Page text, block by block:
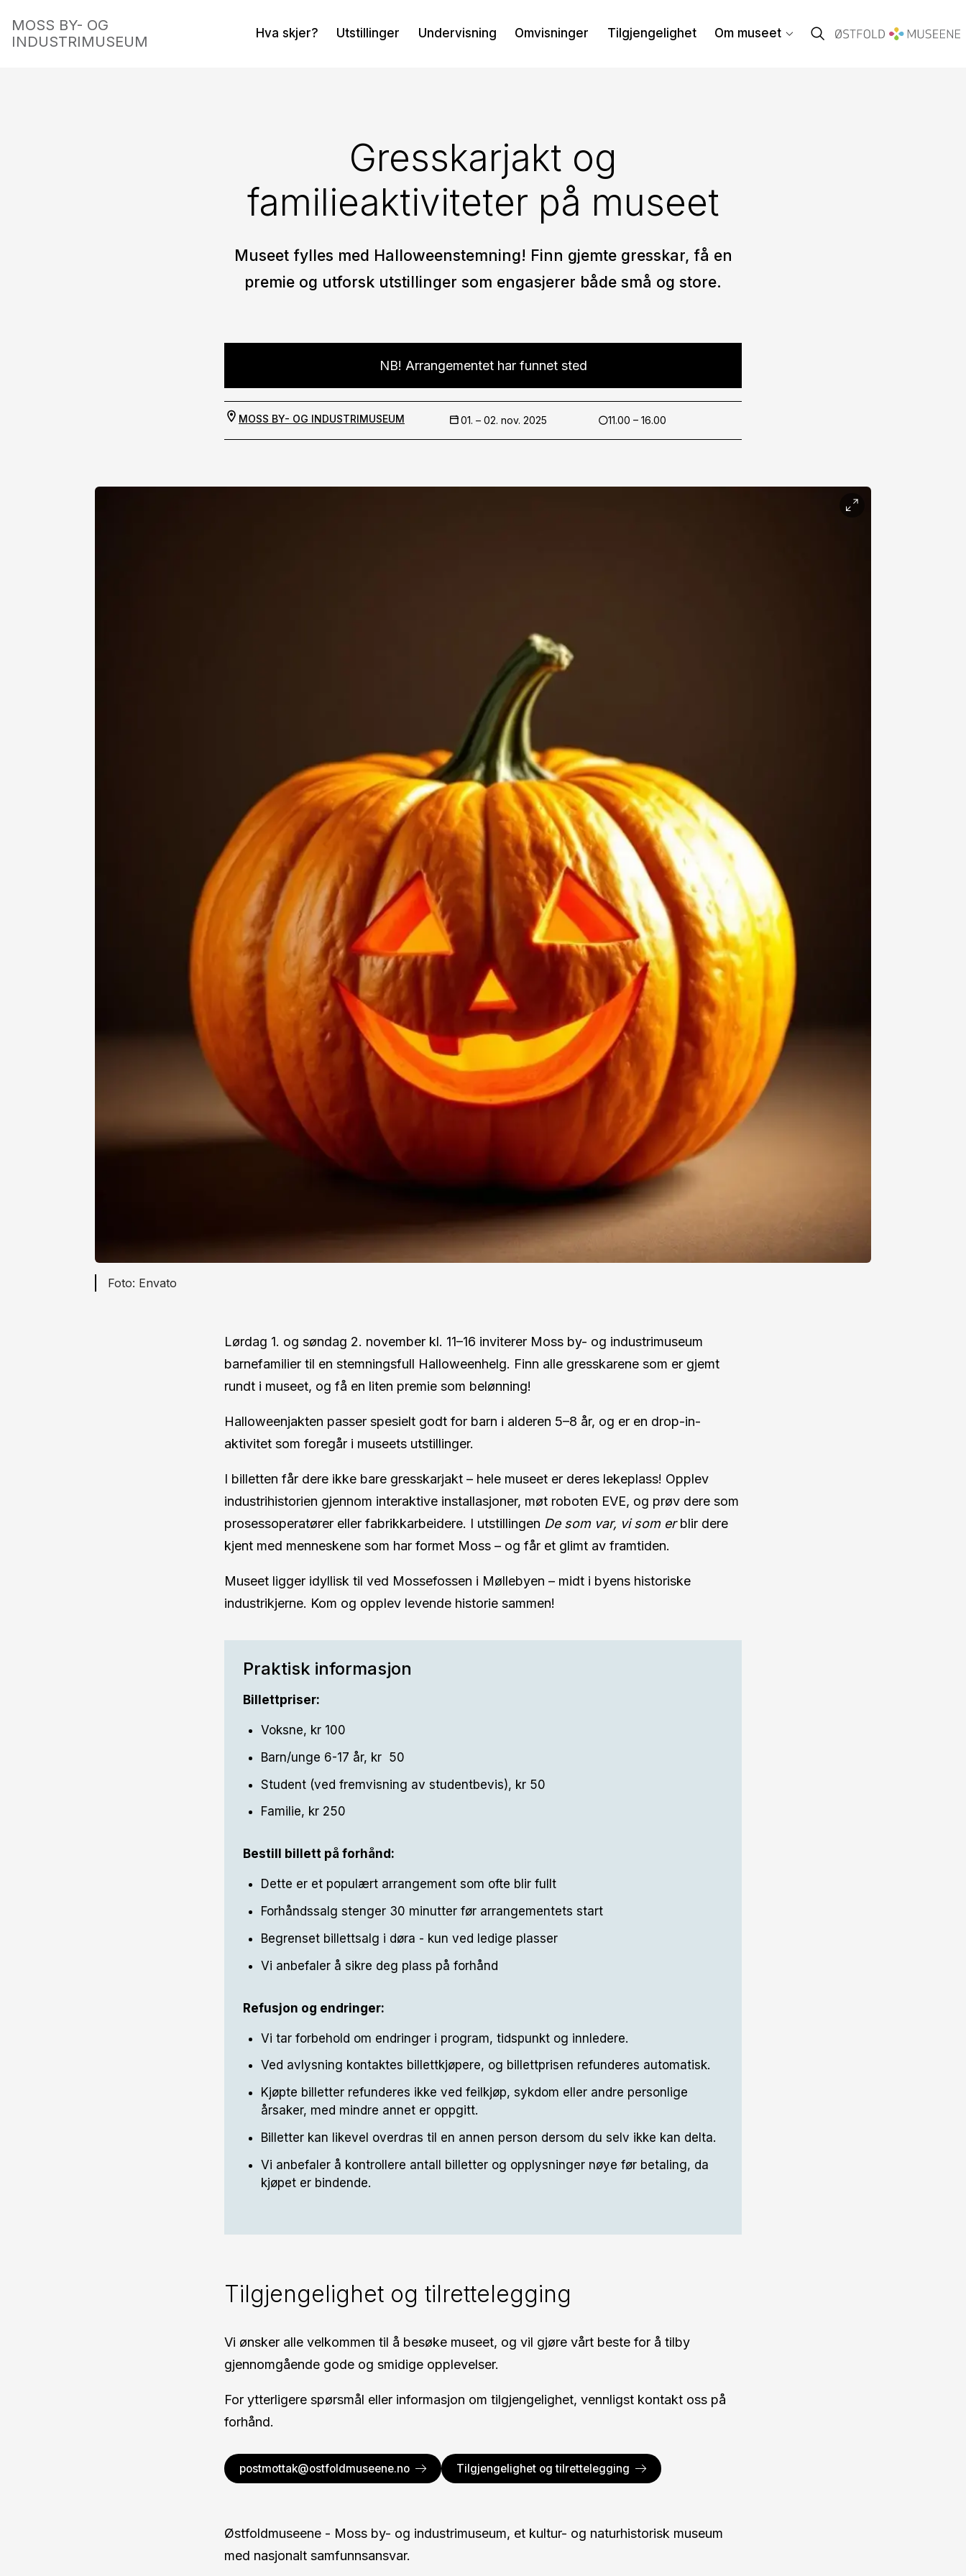
MOSS BY- OG
INDUSTRIMUSEUM
Hva skjer? Utstillinger Undervisning Omvisninger Tilgjengelighet Om museet
Gresskarjakt og
familieaktiviteter på museet
Museet fylles med Halloweenstemning! Finn gjemte gresskar, få en
premie og utforsk utstillinger som engasjerer både små og store.
NB! Arrangementet har funnet sted
MOSS BY- OG INDUSTRIMUSEUM 01. – 02. nov. 2025 11.00 – 16.00
Envato
Lørdag 1. og søndag 2. november kl. 11–16 inviterer Moss by- og industrimuseum
barnefamilier til en stemningsfull Halloweenhelg. Finn alle gresskarene som er gjemt
rundt i museet, og få en liten premie som belønning!
Halloweenjakten passer spesielt godt for barn i alderen 5–8 år, og er en drop-in-
aktivitet som foregår i museets utstillinger.
I billetten får dere ikke bare gresskarjakt – hele museet er deres lekeplass! Opplev
industrihistorien gjennom interaktive installasjoner, møt roboten EVE, og prøv dere som
prosessoperatører eller fabrikkarbeidere. I utstillingen De som var, vi som erblir dere
kjent med menneskene som har formet Moss – og får et glimt av framtiden.
Museet ligger idyllisk til ved Mossefossen i Møllebyen – midt i byens historiske
industrikjerne. Kom og opplev levende historie sammen!
Praktisk informasjon
Billettpriser:
Voksne, kr 100
Barn/unge 6-17 år, kr 50
Student (ved fremvisning av studentbevis), kr 50
Familie, kr 250
Bestill billett på forhånd:
Dette er et populært arrangement som ofte blir fullt
Forhåndssalg stenger 30 minutter før arrangementets start
Begrenset billettsalg i døra - kun ved ledige plasser
Vi anbefaler å sikre deg plass på forhånd
Refusjon og endringer:
Vi tar forbehold om endringer i program, tidspunkt og innledere.
Ved avlysning kontaktes billettkjøpere, og billettprisen refunderes automatisk.
Kjøpte billetter refunderes ikke ved feilkjøp, sykdom eller andre personlige
årsaker, med mindre annet er oppgitt.
Billetter kan likevel overdras til en annen person dersom du selv ikke kan delta.
Vi anbefaler å kontrollere antall billetter og opplysninger nøye før betaling, da
kjøpet er bindende.
Tilgjengelighet og tilrettelegging
Vi ønsker alle velkommen til å besøke museet, og vil gjøre vårt beste for å tilby
gjennomgående gode og smidige opplevelser.
For ytterligere spørsmål eller informasjon om tilgjengelighet, vennligst kontakt oss på
forhånd.
postmottak@ostfoldmuseene.no Tilgjengelighet og tilrettelegging
Østfoldmuseene - Moss by- og industrimuseum, et kultur- og naturhistorisk museum
med nasjonalt samfunnsansvar.